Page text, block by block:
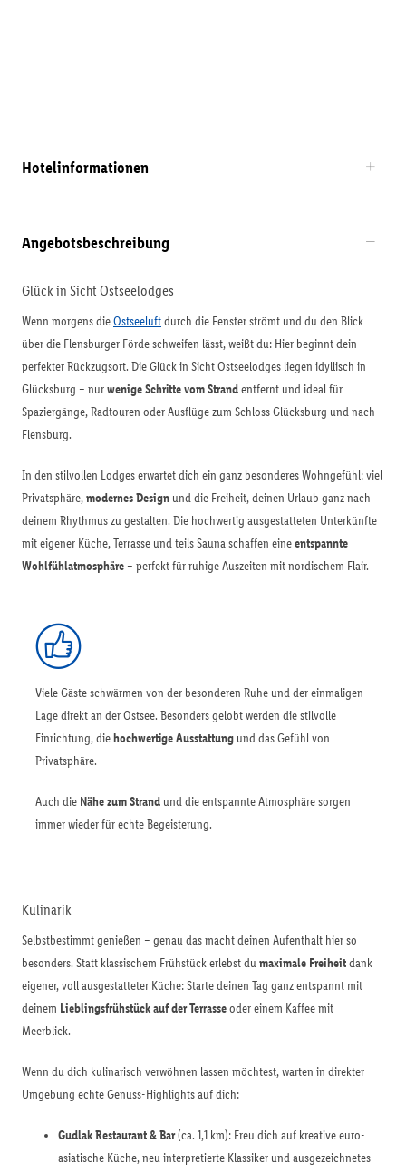
Hotelinformationen
Angebotsbeschreibung
Glück in Sicht Ostseelodges
Wenn morgens dieOstseeluftdurch die Fenster strömt und du den Blick
über die Flensburger Förde schweifen lässt, weißt du: Hier beginnt dein
perfekter Rückzugsort. Die Glück in Sicht Ostseelodges liegen idyllisch in
Glücksburg – nurwenige Schritte vom Strandentfernt und ideal für
Spaziergänge, Radtouren oder Ausflüge zum Schloss Glücksburg und nach
Flensburg.
In den stilvollen Lodges erwartet dich ein ganz besonderes Wohngefühl: viel
Privatsphäre,modernes Design und die Freiheit, deinen Urlaub ganz nach
deinem Rhythmus zu gestalten. Die hochwertig ausgestatteten Unterkünfte
mit eigener Küche, Terrasse und teils Sauna schaffen eineentspannte
Wohlfühlatmosphäre – perfekt für ruhige Auszeiten mit nordischem Flair.
Viele Gäste schwärmen von der besonderen Ruhe und der einmaligen
Lage direkt an der Ostsee. Besonders gelobt werden die stilvolle
Einrichtung, diehochwertige Ausstattung und das Gefühl von
Privatsphäre.
Auch die Nähe zum Strand und die entspannte Atmosphäre sorgen
immer wieder für echte Begeisterung.
Kulinarik
Selbstbestimmt genießen – genau das macht deinen Aufenthalt hier so
besonders. Statt klassischem Frühstück erlebst dumaximale Freiheitdank
eigener, voll ausgestatteter Küche: Starte deinen Tag ganz entspannt mit
deinem Lieblingsfrühstück auf der Terrasseoder einem Kaffee mit
Meerblick.
Wenn du dich kulinarisch verwöhnen lassen möchtest, warten in direkter
Umgebung echte Genuss-Highlights auf dich:
Gudlak Restaurant & Bar(ca. 1,1 km): Freu dich auf kreative euro-
asiatische Küche, neu interpretierte Klassiker und ausgezeichnetes